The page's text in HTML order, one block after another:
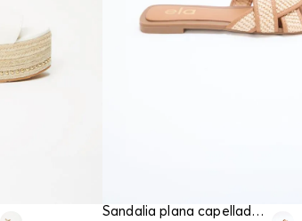
Sandalia plana capellada tejida